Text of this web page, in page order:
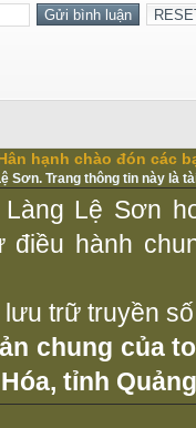
hạnh chào đón các
Sơn. Trang thông tin này là
Lệ Sơn
điều hành
trữ truyền
chung của
tỉnh